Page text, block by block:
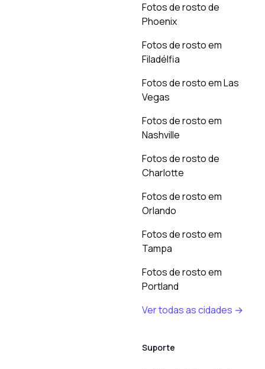
Fotos de rosto de
Phoenix
Fotos de rosto em
Filadélfia
Fotos de rosto em Las
Vegas
Fotos de rosto em
Nashville
Fotos de rosto de
Charlotte
Fotos de rosto em
Orlando
Fotos de rosto em
Tampa
Fotos de rosto em
Portland
Ver todas as cidades →
Suporte